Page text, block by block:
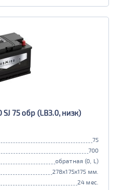
75 обр (LB3.0, низк)
75
700
обратная (0, L)
278x175x175 мм.
24 мес.